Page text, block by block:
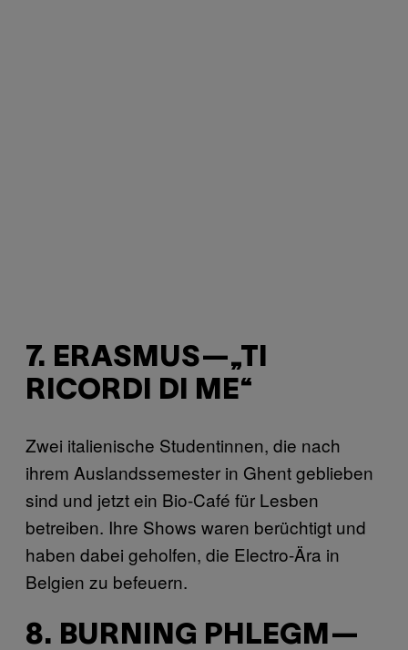
7. ERASMUS—„TI
RICORDI DI ME“
Zwei italienische Studentinnen, die nach
ihrem Auslandssemester in Ghent geblieben
sind und jetzt ein Bio-Café für Lesben
betreiben. Ihre Shows waren berüchtigt und
haben dabei geholfen, die Electro-Ära in
Belgien zu befeuern.
8. BURNING PHLEGM—